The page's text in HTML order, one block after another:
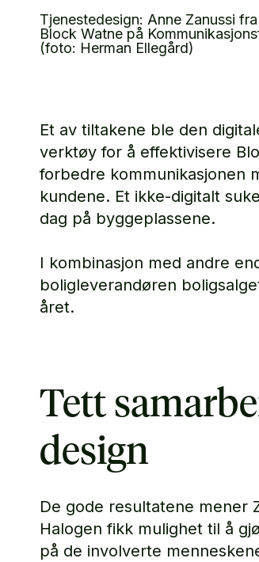
Tjenestedesign: Anne Zanussi
Block Watne på
(foto: Herman Ellegård)
Et av tiltakene ble den
verktøy for å effektivisere
forbedre kommunikasjonen
kundene. Et ikke-digitalt
dag på byggeplassene.
I kombinasjon med andre
boligleverandøren
året.
Tett
design
De gode resultatene mener
Halogen fikk mulighet til å
på de involverte